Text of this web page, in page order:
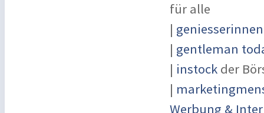
für alle
|
| gentleman
| instock der
|
Werbung &